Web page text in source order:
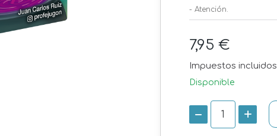
- Atención.
7,95 €
Impuestos incluidos
Disponible